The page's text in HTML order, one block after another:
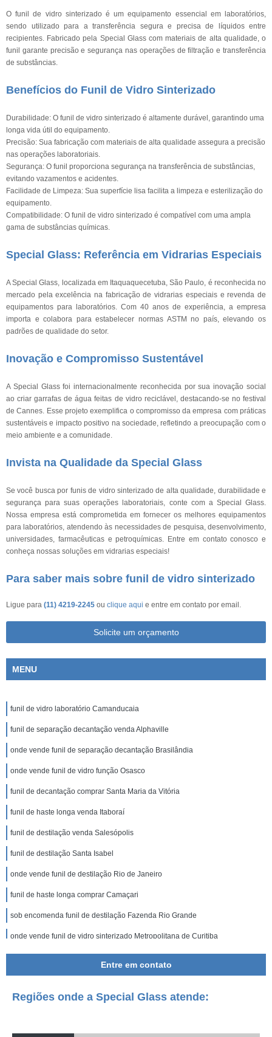
O funil de vidro sinterizado é um equipamento essencial em laboratórios,
sendo utilizado para a transferência segura e precisa de líquidos entre
recipientes. Fabricado pela Special Glass com materiais de alta qualidade, o
funil garante precisão e segurança nas operações de filtração e transferência
de substâncias.
Benefícios do Funil de Vidro Sinterizado
Durabilidade: O funil de vidro sinterizado é altamente durável, garantindo uma
longa vida útil do equipamento.
Precisão: Sua fabricação com materiais de alta qualidade assegura a precisão
nas operações laboratoriais.
Segurança: O funil proporciona segurança na transferência de substâncias,
evitando vazamentos e acidentes.
Facilidade de Limpeza: Sua superfície lisa facilita a limpeza e esterilização do
equipamento.
Compatibilidade: O funil de vidro sinterizado é compatível com uma ampla
gama de substâncias químicas.
Special Glass: Referência em Vidrarias Especiais
A Special Glass, localizada em Itaquaquecetuba, São Paulo, é reconhecida no
mercado pela excelência na fabricação de vidrarias especiais e revenda de
equipamentos para laboratórios. Com 40 anos de experiência, a empresa
importa e colabora para estabelecer normas ASTM no país, elevando os
padrões de qualidade do setor.
Inovação e Compromisso Sustentável
A Special Glass foi internacionalmente reconhecida por sua inovação social
ao criar garrafas de água feitas de vidro reciclável, destacando-se no festival
de Cannes. Esse projeto exemplifica o compromisso da empresa com práticas
sustentáveis e impacto positivo na sociedade, refletindo a preocupação com o
meio ambiente e a comunidade.
Invista na Qualidade da Special Glass
Se você busca por funis de vidro sinterizado de alta qualidade, durabilidade e
segurança para suas operações laboratoriais, conte com a Special Glass.
Nossa empresa está comprometida em fornecer os melhores equipamentos
para laboratórios, atendendo às necessidades de pesquisa, desenvolvimento,
universidades, farmacêuticas e petroquímicas. Entre em contato conosco e
conheça nossas soluções em vidrarias especiais!
Para saber mais sobre funil de vidro sinterizado
Ligue para (11) 4219-2245 ou clique aqui e entre em contato por email.
Solicite um orçamento
MENU
funil de vidro laboratório Camanducaia
funil de separação decantação venda Alphaville
onde vende funil de separação decantação Brasilândia
onde vende funil de vidro função Osasco
funil de decantação comprar Santa Maria da Vitória
funil de haste longa venda Itaboraí
funil de destilação venda Salesópolis
funil de destilação Santa Isabel
onde vende funil de destilação Rio de Janeiro
funil de haste longa comprar Camaçari
sob encomenda funil de destilação Fazenda Rio Grande
onde vende funil de vidro sinterizado Metropolitana de Curitiba
funil de vidro sinterizado Jundiaí
funil de separação decantação venda Ferraz de Vasconcelos
Entre em contato
Regiões onde a Special Glass atende: